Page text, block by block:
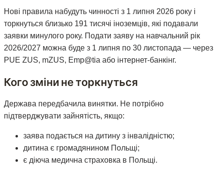
Нові правила набудуть чинності з 1 липня 2026 року і
торкнуться близько 191 тисячі іноземців, які подавали
заявки минулого року. Подати заяву на навчальний рік
2026/2027 можна буде з 1 липня по 30 листопада — через
PUE ZUS, mZUS, Emp@tia або інтернет-банкінг.
Кого зміни не торкнуться
Держава передбачила винятки. Не потрібно
підтверджувати зайнятість, якщо:
заява подається на дитину з інвалідністю;
дитина є громадянином Польщі;
є діюча медична страховка в Польщі.